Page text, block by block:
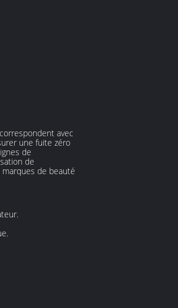
avec
une fuite zéro
de
de
de beauté